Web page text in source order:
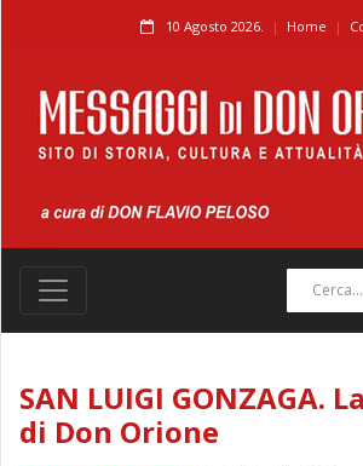
10 Agosto 2026. Home
SAN LUIGI GONZAGA.
di Don Orione